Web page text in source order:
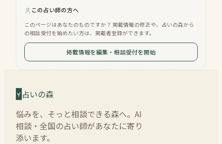
この占い師の方へ
このページはあなたのものですか？ 掲載情報の修正や、占いの森から
の相談受付を始めたい方は、掲載者登録ができます。
掲載情報を編集・相談受付を開始
占いの森
悩みを、そっと相談できる森へ。AI
相談・全国の占い師があなたに寄り
添います。